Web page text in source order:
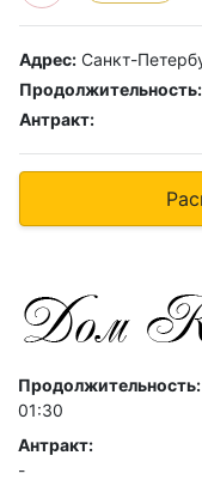
Адрес: Санкт-
Продолжительность:
Антракт:
Продолжительность:
01:30
Антракт:
-